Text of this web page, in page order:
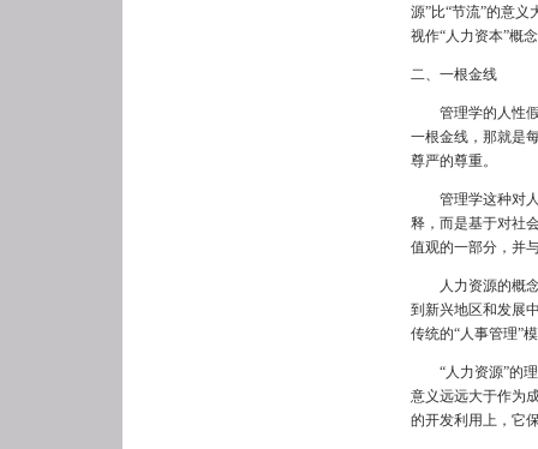
源”比“节流”的意
视作“人力资本”概
二、一根金线
管理学的人性假
一根金线，那就是
尊严的尊重。
管理学这种对人
释，而是基于对社
值观的一部分，并
人力资源的概念
到新兴地区和发展
传统的“人事管理”
“人力资源”的理
意义远远大于作为
的开发利用上，它